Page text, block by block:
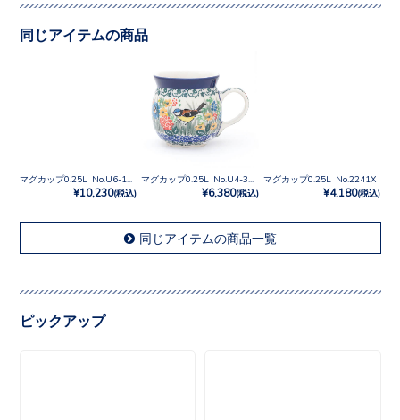
同じアイテムの商品
¥10,230(税込) ¥6,380(税込)
マグカップ0.25L No.2241X
¥4,180(税込)
同じアイテムの商品一覧
ピックアップ